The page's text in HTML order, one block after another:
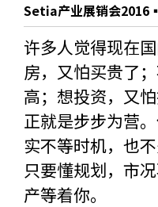
Setia产业展销会
许多人觉得现在
房，又怕买贵了
高；想投资，又
正就是步步为营
实不等时机，也
只要懂规划，市
产等着你。